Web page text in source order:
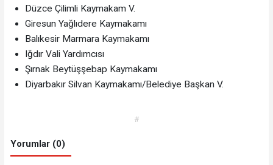
Düzce Çilimli Kaymakam V.
Giresun Yağlıdere Kaymakamı
Balıkesir Marmara Kaymakamı
Iğdır Vali Yardımcısı
Şırnak Beytüşşebap Kaymakamı
Diyarbakır Silvan Kaymakamı/Belediye Başkan V.
#
Yorumlar (0)